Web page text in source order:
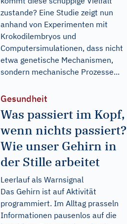
zustande? Eine Studie zeigt nun
anhand von Experimenten mit
Krokodilembryos und
Computersimulationen, dass nicht
etwa genetische Mechanismen,
sondern mechanische Prozesse...
Gesundheit
Was passiert im Kopf,
wenn nichts passiert?
Wie unser Gehirn in
der Stille arbeitet
Leerlauf als Warnsignal
Das Gehirn ist auf Aktivität
programmiert. Im Alltag prasseln
Informationen pausenlos auf die